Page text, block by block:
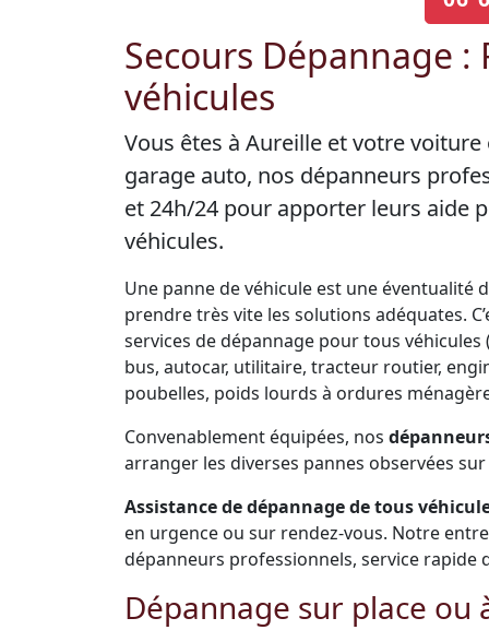
Secours Dépannage
véhicules
Vous êtes à Aureille et votre
garage auto, nos dépanneurs
et 24h/24 pour apporter leurs aide
véhicules.
Une panne de véhicule est une éventualité
prendre très vite les solutions adéquates.
services de dépannage pour tous véhicules
bus, autocar, utilitaire, tracteur routier,
poubelles, poids lourds à ordures
Convenablement équipées, nos
arranger les diverses pannes observées
Assistance de dépannage de tous
en urgence ou sur rendez-vous. Notre
dépanneurs professionnels, service rapide
Dépannage sur place ou